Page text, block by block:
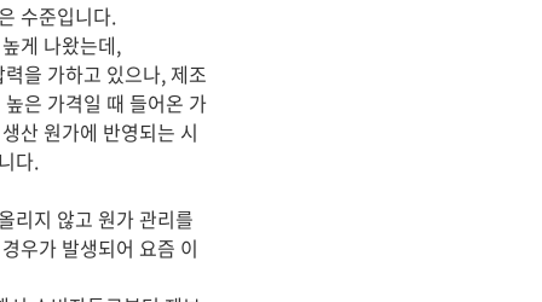
수준입니다.
게 나왔는데,
을 가하고 있으나, 제조
은 가격일 때 들어온 가
산 원가에 반영되는 시
다.
리지 않고 원가 관리를
우가 발생되어 요즘 이